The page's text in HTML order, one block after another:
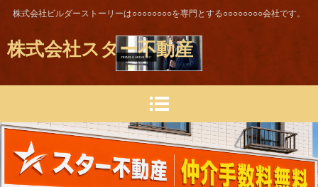
株式会社スター不動産
株式会社ビルダーストーリーは○○○○○○○○を専門とする○○○○○○○○会社です。